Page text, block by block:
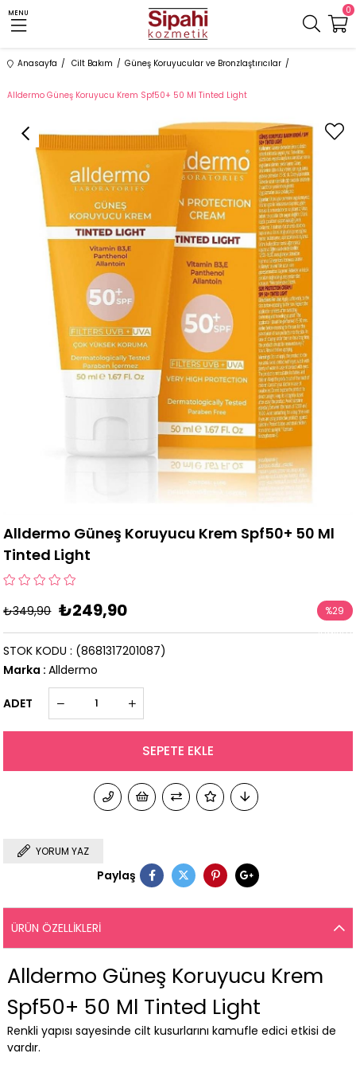
MENU 0
Anasayfa Cilt Bakım Güneş Koruyucular ve Bronzlaştırıcılar
Alldermo Güneş Koruyucu Krem Spf50+ 50 Ml Tinted Light
Alldermo Güneş Koruyucu Krem Spf50+ 50 Ml
Tinted Light
₺349,90 ₺249,90 %29
İndirim
STOK KODU
(8681317201087)
Marka : Alldermo
ADET
YORUM YAZ
Paylaş
ÜRÜN ÖZELLIKLERI
Alldermo Güneş Koruyucu Krem
Spf50+ 50 Ml Tinted Light
Renkli yapısı sayesinde cilt kusurlarını kamufle edici etkisi de
vardır.